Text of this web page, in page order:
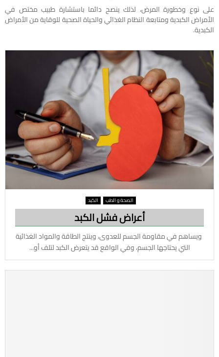
على نوع وخطورة المرض، لذلك ينصح دائما باستشارة طبيب مختص في
الأمراض الكبدية ومتابعة النظام الغذائي والحياة الصحية للوقاية من الأمراض
الكبدية.
الصحة و الطب الكبد
أعراض فشل الكبد
ويساهم في مقاومة الجسم للعدوى، وينتج الطاقة والمواد الغذائية
التي يحتاجها الجسم، وفي الواقع قد يتعرض الكبد لتلف أو...